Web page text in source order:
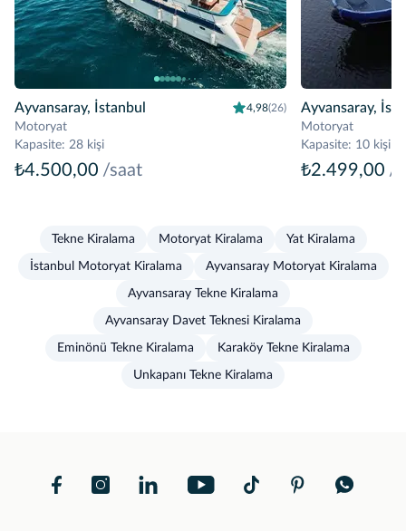
Ayvansaray, İstanbul 4,98(26)
Motoryat
Kapasite: 28 kişi
₺4.500,00 /saat
Ayvansaray,
Motoryat
Kapasite: 10 kişi
₺2.499,00 /
Tekne Kiralama Motoryat Kiralama Yat Kiralama
İstanbul Motoryat Kiralama Ayvansaray Motoryat Kiralama
Ayvansaray Tekne Kiralama
Ayvansaray Davet Teknesi Kiralama
Eminönü Tekne Kiralama Karaköy Tekne Kiralama
Unkapanı Tekne Kiralama